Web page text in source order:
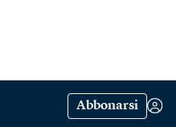
Abbonarsi